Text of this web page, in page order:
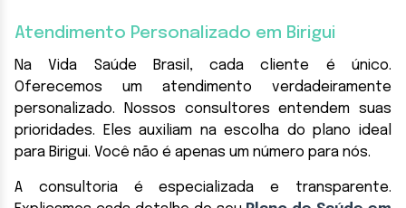
Atendimento Personalizado em Birigui
Na Vida Saúde Brasil, cada cliente é único.
Oferecemos um atendimento verdadeiramente
personalizado. Nossos consultores entendem suas
prioridades. Eles auxiliam na escolha do plano ideal
para Birigui. Você não é apenas um número para nós.
A consultoria é especializada e transparente.